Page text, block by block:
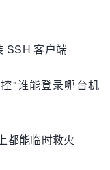
SSH 客户端
"谁能登录哪台机
都能临时救火